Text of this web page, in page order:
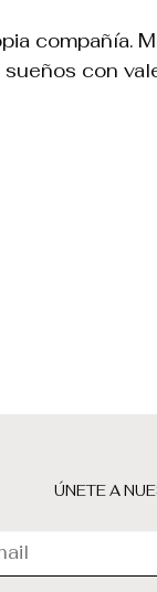
compañía.
con
ÚNETE A